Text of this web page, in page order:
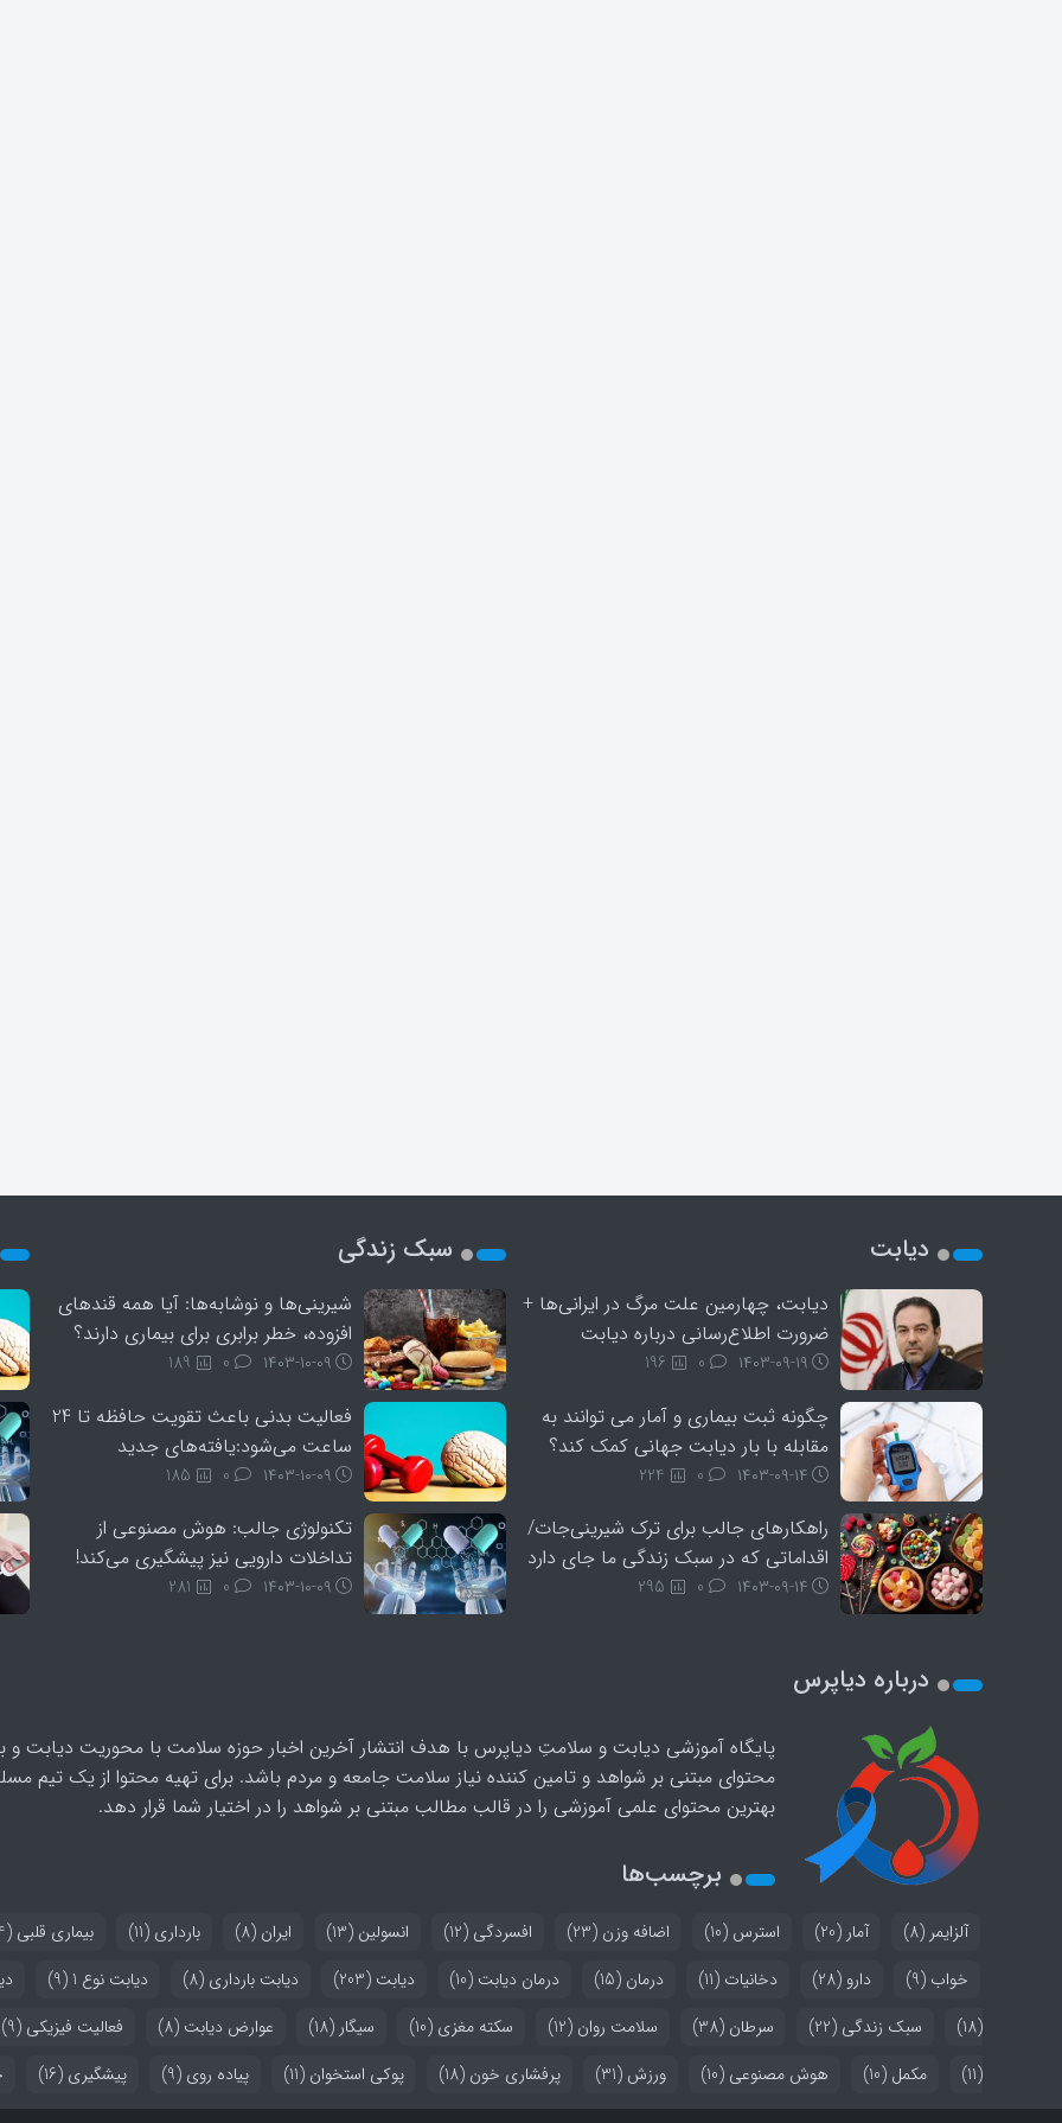
دیابت
دیابت، چهارمین علت مرگ در ایرانی‌ها +
ضرورت اطلاع‌رسانی درباره دیابت
۱۴۰۳-۰۹-۱۹ 196
‎چگونه ثبت بیماری و آمار می توانند به
مقابله با بار دیابت جهانی کمک کند؟
۱۴۰۳-۰۹-۱۴ 224
راهکارهای جالب برای ترک شیرینی‌جات/
اقداماتی که در سبک زندگی ما جای دارد
۱۴۰۳-۰۹-۱۴ 295
سبک زندگی
شیرینی‌ها و نوشابه‌ها: آیا همه قندهای
افزوده، خطر برابری برای بیماری دارند؟
۱۴۰۳-۱۰-۰۹ 0
189
فعالیت بدنی باعث تقویت حافظه تا 24
ساعت می‌شود:یافته‌های جدید
۱۴۰۳-۱۰-۰۹ 0
185
تکنولوژی جالب: هوش مصنوعی از
تداخلات دارویی نیز پیشگیری می‌کند!
۱۴۰۳-۱۰-۰۹ 0
281
درباره دیاپرس
پایگاه آموزشی دیابت و سلامتِ دیاپرس با هدف انتشار آخرین اخبار حوزه سلامت با محوریت دیابت و
محتوای مبتنی بر شواهد و تامین کننده نیاز سلامت جامعه و مردم باشد. برای تهیه محتوا از یک تیم
بهترین محتوای علمی آموزشی را در قالب مطالب مبتنی بر شواهد را در اختیار شما قرار دهد.
برچسب‌ها
آلزایمر (8) آمار (20) استرس (10) اضافه وزن (23) افسردگی (12) انسولین (13) ایران (8) بارداری (11) بیماری قلبی (14)
خواب (9) دارو (28) دخانیات (11) درمان (15) درمان دیابت (10) دیابت (203) دیابت بارداری (8) دیابت نوع 1 (9)
(18)
سبک زندگی (22) سرطان (38) سلامت روان (12) سکته مغزی (10) سیگار (18) عوارض دیابت (8) فعالیت فیزیکی (9)
(11)
مکمل (10) هوش مصنوعی (10) ورزش (31) پرفشاری خون (18) پوکی استخوان (11) پیاده روی (9) پیشگیری (16)